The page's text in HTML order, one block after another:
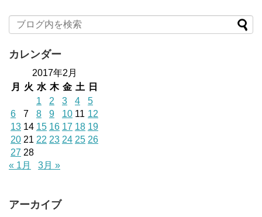
カレンダー
2017年2月
月
火 水 木 金 土
日
1
2 3 4
5
6
7 8 9 10 11 12
13 14 15 16 17 18 19
20 21 22 23 24 25 26
27 28
« 1月
3月 »
アーカイブ